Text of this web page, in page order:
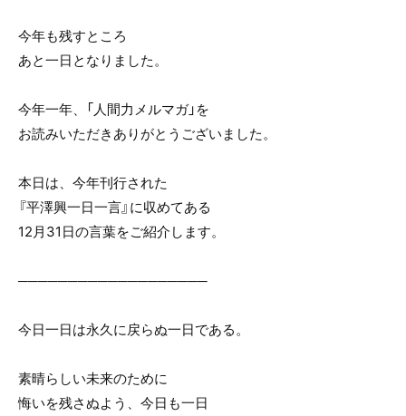
k
今年も残すところ
あと一日となりました。
今年一年、「人間力メルマガ」を
お読みいただきありがとうございました。
本日は、今年刊行された
『平澤興一日一言』に収めてある
12月31日の言葉をご紹介します。
───────────────────
今日一日は永久に戻らぬ一日である。
素晴らしい未来のために
悔いを残さぬよう、今日も一日